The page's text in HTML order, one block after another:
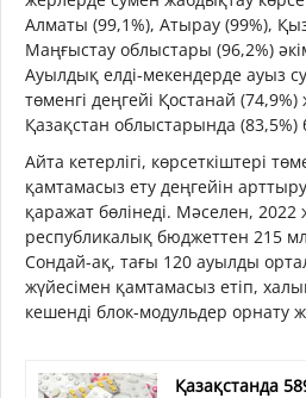
Алматы (99,1%), Атырау (99%),
Маңғыстау облыстары (96,2%)
Ауылдық елді-мекендерде ауыз
төменгі деңгейі Қостанай (74,9%)
Қазақстан облыстарында (83,5%)
Айта кетерлігі, көрсеткіштері
қамтамасыз ету деңгейін
қаражат бөлінеді. Мәселен,
республикалық бюджеттен 215
Сондай-ақ, тағы 120 ауылды
жүйесімен қамтамасыз етіп,
кешенді блок-модульдер орнату
Қазақстанда